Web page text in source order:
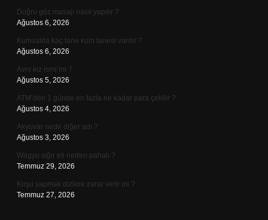
Doğru göz masajı nasıl yapılır ?
Ağustos 6, 2026
Kumsalda kaç tane kum tanesi vardır ?
Ağustos 6, 2026
Avni kız ismi mi ?
Ağustos 5, 2026
ATM’den 1 günde en fazla ne kadar para çekilir ?
Ağustos 4, 2026
Akyuvar nedir diğer adı ?
Ağustos 3, 2026
Wagyu sığır eti neden pahalı ?
Temmuz 29, 2026
Koşu yapmak dizlere zarar verir mi ?
Temmuz 27, 2026